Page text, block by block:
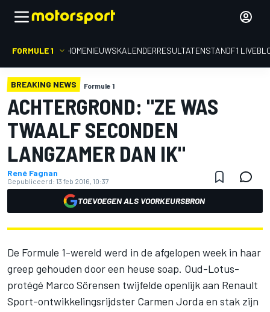
FORMULE 1 HOMENIEUWSKALENDERRESULTATENSTANDF1
BREAKING NEWS Formule 1
ACHTERGROND: "ZE WAS
TWAALF SECONDEN
LANGZAMER DAN IK"
René Fagnan
Gepubliceerd: 13 feb 2016, 10:37
TOEVOEGEN ALS VOORKEURSBRON
De Formule 1-wereld werd in de afgelopen week in haar
greep gehouden door een heuse soap. Oud-Lotus-
protégé Marco Sörensen twijfelde openlijk aan Renault
Sport-ontwikkelingsrijdster Carmen Jorda en stak zijn